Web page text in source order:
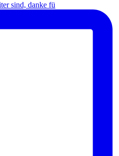
sind, danke fü